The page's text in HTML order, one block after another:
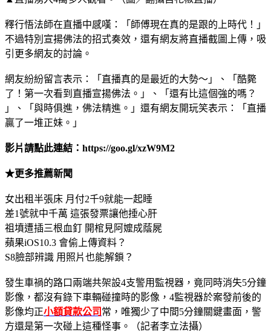
釋行悟法師在直播中感嘆：「師傅現在真的是跟的上時代！」
不過特別宣揚佛法的招式奏效，還有網友將直播截圖上傳，吸
引更多網友的討論。
網友紛紛留言表示：「直播真的是最近的大勢～」、「酷斃
了！第一次看到直播宣揚佛法。」、「還有比這個強的嗎？
」、「與時俱進，佛法精進。」還有網友開玩笑表示：「直播
贏了一堆正妹。」
影片請點此連結：https://goo.gl/xzW9M2
★更多推薦新聞
女出租半張床 月付2千9就能一起睡
差1號就中千萬 這張發票讓他捶心肝
祖墳遭插三根血釘 開棺見阿嬤成蔭屍
蘋果iOS10.3 會偷上傳資料？
S8臉部辨識 用照片也能解鎖？
發生車禍的路口兩端共架設4支警用監視器，竟同時消失5分鐘
影像，都沒有錄下車輛碰撞時的影像，4監視器於案發前後的
影像均正小額貸款公司 常，唯獨少了中間5分鐘關鍵畫面，警
方還是第一次碰上這種怪事。（記者李立法攝）